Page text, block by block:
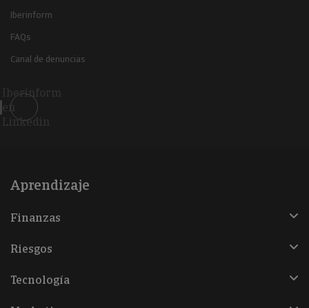
Iberinform
FAQs
Canal de denuncias
Iberinform
en
Linkedin
Aprendizaje
Finanzas
Riesgos
Tecnología